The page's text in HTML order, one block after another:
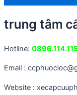
trung tâm
Hotline:
Email :
Website :